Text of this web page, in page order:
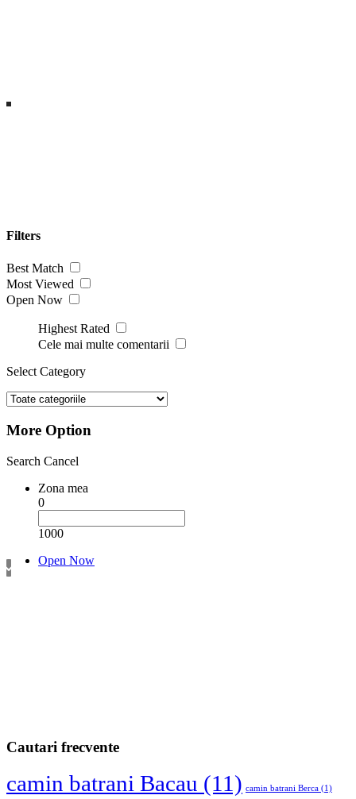
Filters
Best Match
Most Viewed
Open Now
Highest Rated
Cele mai multe comentarii
Select Category
More Option
Search Cancel
Zona mea
0
1000
Open Now
Cautari frecvente
camin batrani Bacau (11) camin batrani Berca (1)